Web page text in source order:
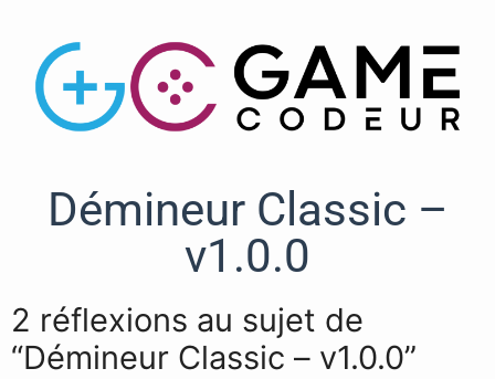
Démineur Classic –
v1.0.0
2 réflexions au sujet de
“Démineur Classic – v1.0.0”